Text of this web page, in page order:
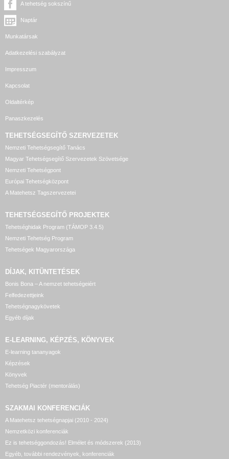
A tehetség sokszínű
Naptár
Munkatársak
Adatkezelési szabályzat
Impresszum
Kapcsolat
Oldaltérkép
Panaszkezelés
TEHETSÉGSEGÍTŐ SZERVEZETEK
Nemzeti Tehetségsegítő Tanács
Magyar Tehetségsegítő Szervezetek Szövetsége
Nemzeti Tehetségpont
Európai Tehetségközpont
A Matehetsz Tagszervezetei
TEHETSÉGSEGÍTŐ PROJEKTEK
Tehetséghidak Program (TÁMOP 3.4.5)
Nemzeti Tehetség Program
Tehetségek Magyarországa
DÍJAK, KITÜNTETÉSEK
Bonis Bona – A nemzet tehetségeiért
Felfedezettjeink
Tehetségnagykövetek
Egyéb díjak
E-LEARNING, KÉPZÉS, KÖNYVEK
E-learning tananyagok
Képzések
Könyvek
Tehetség Piactér (mentorálás)
SZAKMAI KONFERENCIÁK
A Matehetsz tehetségnapjai (2010 - 2024)
Nemzetközi konferenciák
Ez is tehetséggondozás! Elmélet és módszerek (2013)
Egyéb, további rendezvények, konferenciák